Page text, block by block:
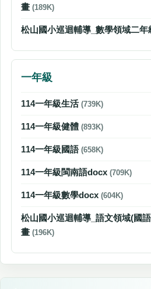
畫 (189K)
松山國小巡迴輔導_數學領域二年
一年級
114一年級生活 (739K)
114一年級健體 (893K)
114一年級國語 (658K)
114一年級閩南語docx (709K)
114一年級數學docx (604K)
松山國小巡迴輔導_語文領域(國
畫 (196K)